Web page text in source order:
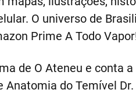
O universo de
Prime A Todo
de O Ateneu e conta
do Temível